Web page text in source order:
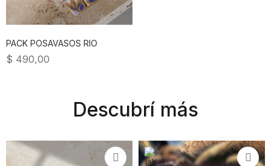
PACK POSAVASOS RIO
$ 490,00
Descubrí más